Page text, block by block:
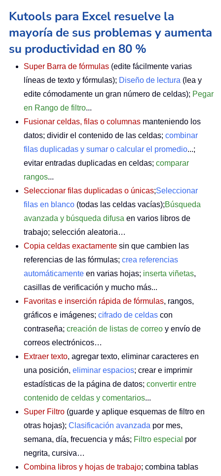
Kutools para Excel resuelve la
mayoría de sus problemas y aumenta
su productividad en 80 %
Super Barra de fórmulas (edite fácilmente varias
líneas de texto y fórmulas); Diseño de lectura (lea y
edite cómodamente un gran número de celdas); Pegar
en Rango de filtro...
Fusionar celdas, filas o columnas manteniendo los
datos; dividir el contenido de las celdas; combinar
filas duplicadas y sumar o calcular el promedio...;
evitar entradas duplicadas en celdas; comparar
rangos...
Seleccionar filas duplicadas o únicas;Seleccionar
filas en blanco (todas las celdas vacías);Búsqueda
avanzada y búsqueda difusa en varios libros de
trabajo; selección aleatoria…
Copia celdas exactamente sin que cambien las
referencias de las fórmulas; crea referencias
automáticamente en varias hojas; inserta viñetas,
casillas de verificación y mucho más...
Favoritas e inserción rápida de fórmulas, rangos,
gráficos e imágenes; cifrado de celdas con
contraseña; creación de listas de correo y envío de
correos electrónicos…
Extraer texto, agregar texto, eliminar caracteres en
una posición, eliminar espacios; crear e imprimir
estadísticas de la página de datos; convertir entre
contenido de celdas y comentarios...
Super Filtro (guarde y aplique esquemas de filtro en
otras hojas); Clasificación avanzada por mes,
semana, día, frecuencia y más; Filtro especial por
negrita, cursiva…
Combina libros y hojas de trabajo; combina tablas